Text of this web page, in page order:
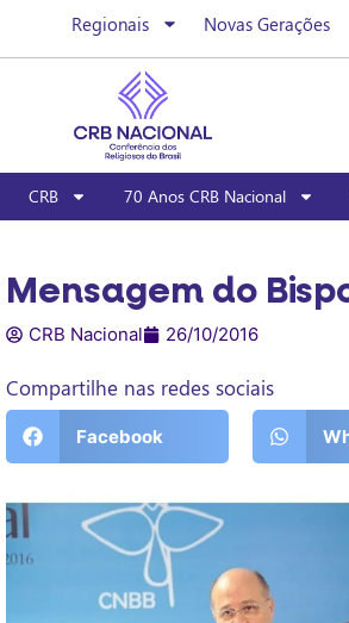
Regionais Novas Gerações
CRB 70 Anos CRB Nacional
Mensagem do
CRB Nacional 26/10/2016
Compartilhe nas redes sociais
Facebook